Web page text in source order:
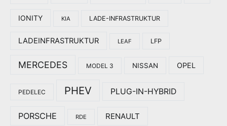
IONITY KIA LADE-INFRASTRUKTUR
LADEINFRASTRUKTUR LEAF LFP
MERCEDES MODEL 3 NISSAN OPEL
PEDELEC PHEV PLUG-IN-HYBRID
PORSCHE RDE RENAULT